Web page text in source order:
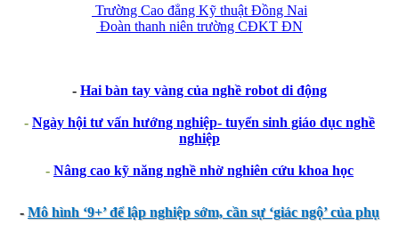
Trường Cao đẳng Kỹ thuật Đồng Nai
Đoàn thanh niên trường CĐKT ĐN
- Hai bàn tay vàng của nghề robot di động
- Ngày hội tư vấn hướng nghiệp- tuyển sinh giáo dục nghề
nghiệp
- Nâng cao kỹ năng nghề nhờ nghiên cứu khoa học
-Mô hình ‘9+’ để lập nghiệp sớm, cần sự ‘giác ngộ’ của phụ